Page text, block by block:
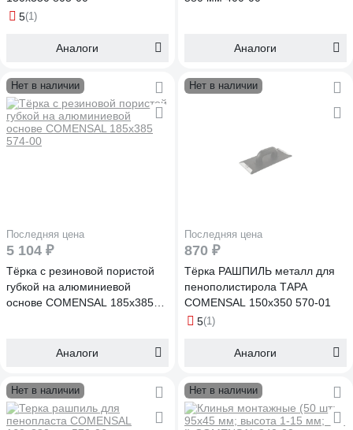
5(1)
Аналоги Аналоги
Нет в наличии
Последняя цена
5 104 ₽
Тёрка с резиновой пористой
губкой на алюминиевой
основе COMENSAL 185х385
Аналоги
Нет в наличии
Последняя цена
870 ₽
Тёрка РАШПИЛЬ металл для
пенополистирола ТАРА
COMENSAL 150х350 570-01
5(1)
Аналоги
Нет в наличии Нет в наличии